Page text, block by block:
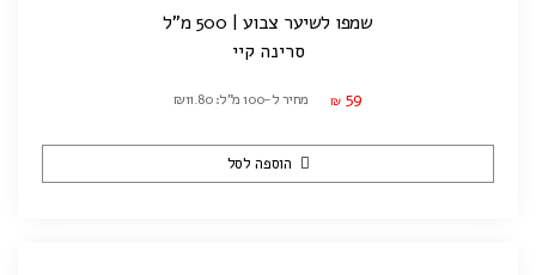
שמפו לשיער צבוע | 500 מ"ל
סרינה קיי
₪ 59 מחיר ל-100 מ"ל: ₪11.80
הוספה לסל